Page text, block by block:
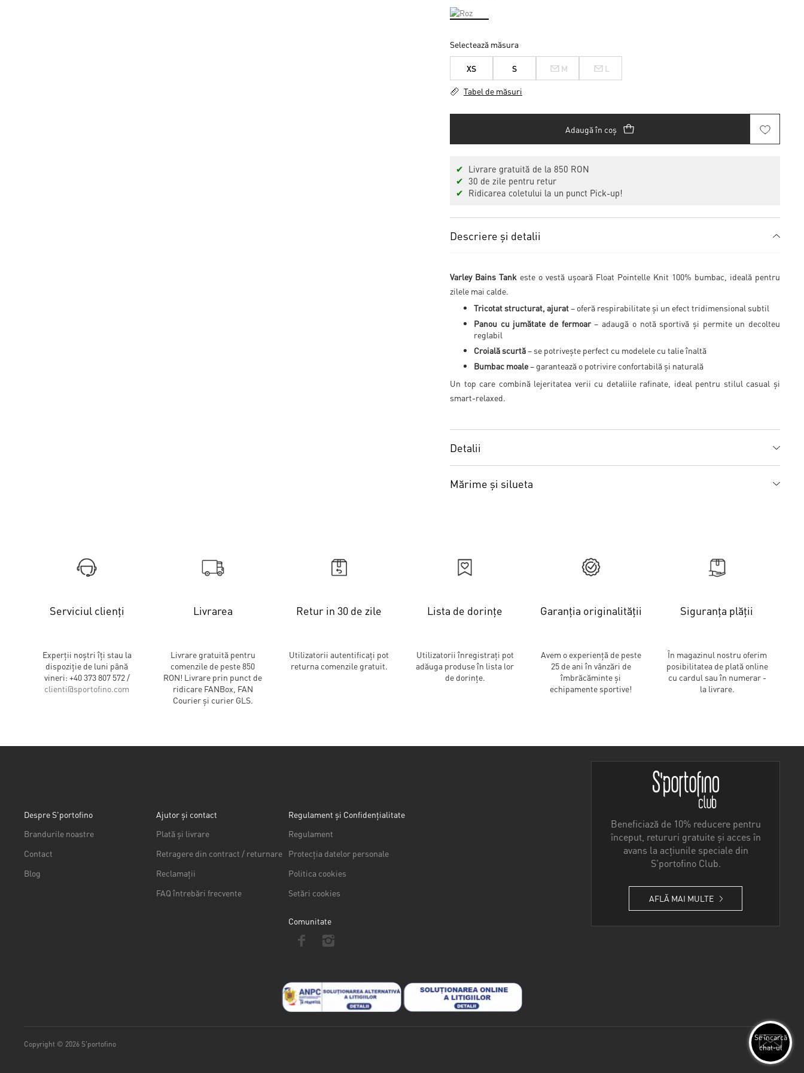
Selectează măsura
XS S M L
Tabel de măsuri
Adaugă în coș
✔
Livrare gratuită de la 850 RON
✔ 30 de zile pentru retur
✔
Ridicarea coletului la un punct Pick-up!
Descriere și detalii
Varley Bains Tank este o vestă ușoară Float Pointelle Knit 100% bumbac, ideală pentru
zilele mai calde.
Tricotat structurat, ajurat– oferă respirabilitate și un efect tridimensional subtil
Panou cu jumătate de fermoar– adaugă o notă sportivă și permite un decolteu
reglabil
Croială scurtă– se potrivește perfect cu modelele cu talie înaltă
Bumbac moale– garantează o potrivire confortabilă și naturală
Un top care combină lejeritatea verii cu detaliile rafinate, ideal pentru stilul casual și
smart-relaxed.
Detalii
Mărime și silueta
Serviciul clienți
Experții noștri îți stau la
dispoziție de luni până
vineri: +40 373 807 572 /
clienti@sportofino.com
Livrarea
Livrare gratuită pentru
comenzile de peste 850
RON! Livrare prin punct de
ridicare FANBox, FAN
Courier și curier GLS.
Retur in 30 de zile
Utilizatorii autentificați pot
returna comenzile gratuit.
Lista de dorințe
Utilizatorii înregistrați pot
adăuga produse în lista lor
de dorințe.
Garanția originalității
Avem o experiență de peste
25 de ani în vânzări de
îmbrăcăminte și
echipamente sportive!
Siguranța plății
În magazinul nostru oferim
posibilitatea de plată online
cu cardul sau în numerar -
la livrare.
Beneficiază de 10% reducere pentru
început, retururi gratuite și acces în
avans la acțiunile speciale din
S'portofino Club.
AFLĂ MAI MULTE
Despre S'portofino
Brandurile noastre
Contact
Blog
Ajutor și contact
Plată și livrare
Retragere din contract / returnare
Reclamații
FAQ întrebări frecvente
Regulament și Confidențialitate
Regulament
Protecția datelor personale
Politica cookies
Setări cookies
Comunitate
Copyright © 2026 S'portofino
Se încarcă
chat-ul